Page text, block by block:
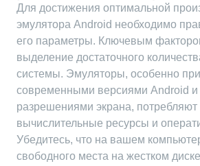
Для достижения оптимальной
эмулятора Android необходимо
его параметры. Ключевым
выделение достаточного
системы. Эмуляторы, особенно
современными версиями Android
разрешениями экрана, потребляют
вычислительные ресурсы и
Убедитесь, что на вашем
свободного места на жестком